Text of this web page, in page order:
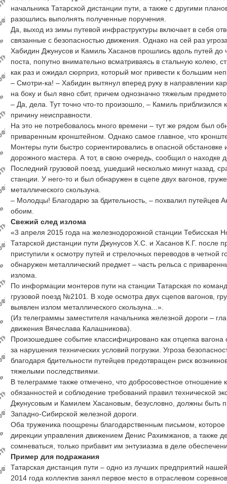
начальника Татарской дистанции пути, а также с другими
разошлись выполнять полученные поручения.
Да, выход из зимы путевой инфраструктуры включает в себя
связанные с безопасностью движения. Однако на сей раз
Хабидин Джунусов и Камиль Хасанов прошлись вдоль путей до
поста, попутно внимательно всматриваясь в стальную колею,
как раз и ожидал сюрприз, который мог привести к большим
– Смотри-ка! – Хабидин вытянул вперед руку в направлении
на боку и был явно сбит, причем однозначно тяжелым
– Да, дела. Тут точно что-то произошло, – Камиль приблизился
причину неисправности.
На это не потребовалось много времени – тут же рядом был
приваренным кронштейном. Однако самое главное, что
Монтеры пути быстро сориентировались в опасной обстановке
дорожного мастера. А тот, в свою очередь, сообщил о находке
Последний грузовой поезд, ушедший несколько минут назад,
станции. У него-то и был обнаружен в сцепе двух вагонов,
металлического скользуна.
– Молодцы! Благодарю за бдительность, – похвалил путейцев
обоим.
Свежий след излома
«3 апреля 2015 года на железнодорожной станции Тебисская
Татарской дистанции пути Джунусов Х.С. и Хасанов К.Г. после
приступили к осмотру путей и стрелочных переводов в четной
обнаружен металлический предмет – часть рельса с
излома.
По информации монтеров пути на станции Татарская по
грузовой поезд №2101. В ходе осмотра двух сцепов вагонов,
выявлен излом металлического скользуна...».
(Из телеграммы заместителя начальника железной дороги –
движения Вячеслава Калашникова).
Произошедшее событие классифицировано как отцепка вагона
за нарушения технических условий погрузки. Угроза
благодаря бдительности путейцев предотвращен риск
тяжелыми последствиями.
В телеграмме также отмечено, что добросовестное отношение
обязанностей и соблюдение требований правил технической
Джунусовым и Камилем Хасановым, безусловно, должны быть
Западно-Сибирской железной дороги.
Оба труженика поощрены благодарственным письмом,
дирекции управления движением Денис Рахимжанов, а также
сомневаться, только прибавит им энтузиазма в деле
Пример для подражания
Татарская дистанция пути – одно из лучших предприятий
2014 года коллектив занял первое место в отраслевом